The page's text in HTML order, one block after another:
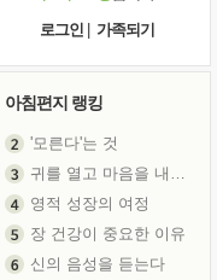
로그인
가족되기
아침편지 랭킹
영적 성장의 여정
장 건강이 중요한 이유
신의 음성을 듣는다